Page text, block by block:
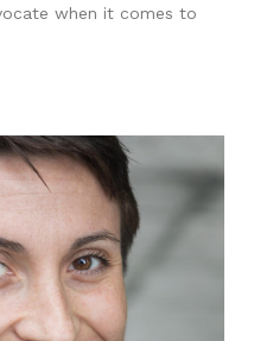
when it comes to